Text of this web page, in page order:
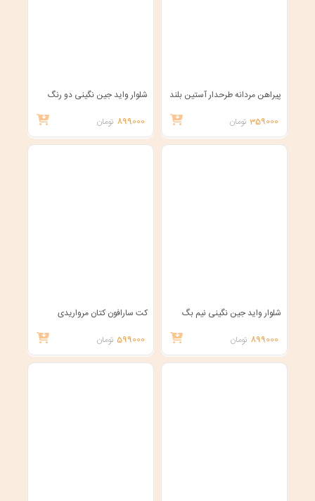
پیراهن مردانه طرحدار آستین بلند
359000 تومان
شلوار واید جین نگینی دو رنگ
899000 تومان
شلوار واید جین نگینی نیم بگ
899000 تومان
کت سارافون کتان مرواریدی
599000 تومان